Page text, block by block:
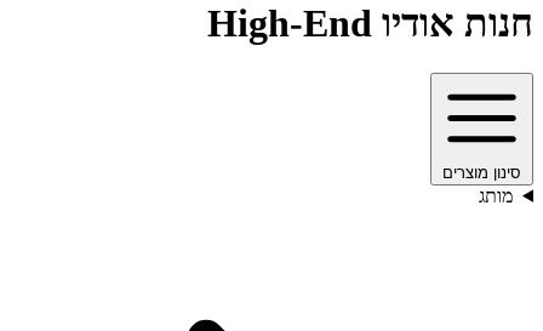
חנות אודיו High-End
סינון מוצרים
מותג